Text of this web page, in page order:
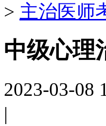
> 主治医师
中级心理
2023-03-08
|